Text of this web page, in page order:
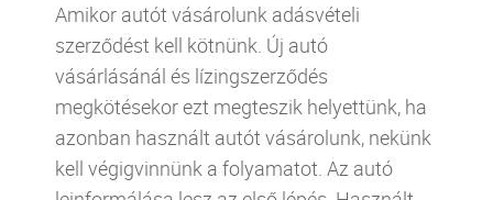
Amikor autót vásárolunk adásvételi
szerződést kell kötnünk. Új autó
vásárlásánál és lízingszerződés
megkötésekor ezt megteszik helyettünk, ha
azonban használt autót vásárolunk, nekünk
kell végigvinnünk a folyamatot. Az autó